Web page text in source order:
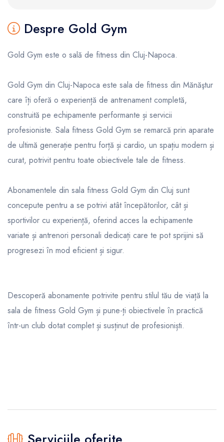
Despre Gold Gym
Gold Gym este o sală de fitness din Cluj-Napoca.
Gold Gym din Cluj-Napoca este sala de fitness din Mănăştur
care îți oferă o experiență de antrenament completă,
construită pe echipamente performante și servicii
profesioniste. Sala fitness Gold Gym se remarcă prin aparate
de ultimă generație pentru forță și cardio, un spațiu modern și
curat, potrivit pentru toate obiectivele tale de fitness.
Abonamentele din sala fitness Gold Gym din Cluj sunt
concepute pentru a se potrivi atât începătorilor, cât și
sportivilor cu experiență, oferind acces la echipamente
variate și antrenori personali dedicați care te pot sprijini să
progresezi în mod eficient și sigur.
Descoperă abonamente potrivite pentru stilul tău de viață la
sala de fitness Gold Gym și pune-ți obiectivele în practică
într-un club dotat complet și susținut de profesioniști.